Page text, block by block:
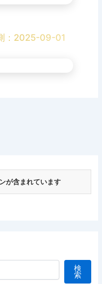
：2025-09-01
が含まれています
検
索